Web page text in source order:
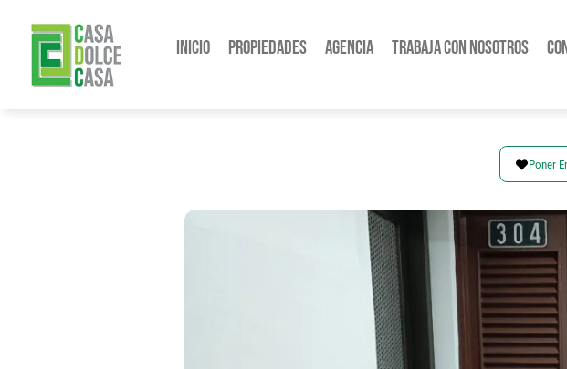
Inicio Propiedades Agencia Trabaja con nosotros
Poner